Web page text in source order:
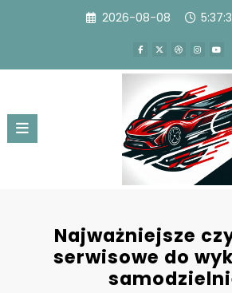
2026-08-08
Najważniejsze
serwisowe do